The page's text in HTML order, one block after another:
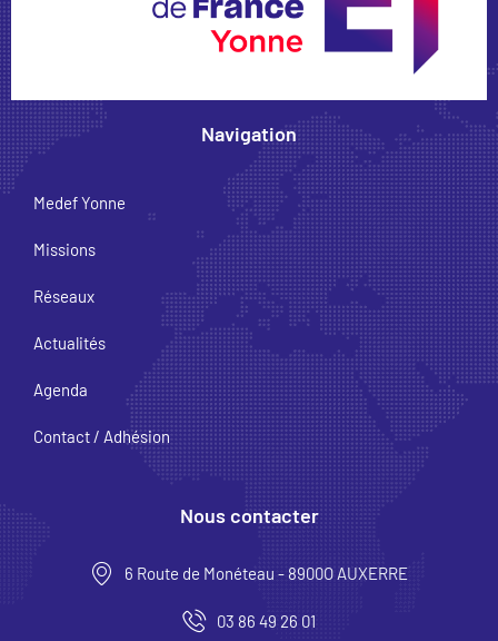
Navigation
Medef Yonne
Missions
Réseaux
Actualités
Agenda
Contact / Adhésion
Nous contacter
6 Route de Monéteau - 8900O AUXERRE
03 86 49 26 01